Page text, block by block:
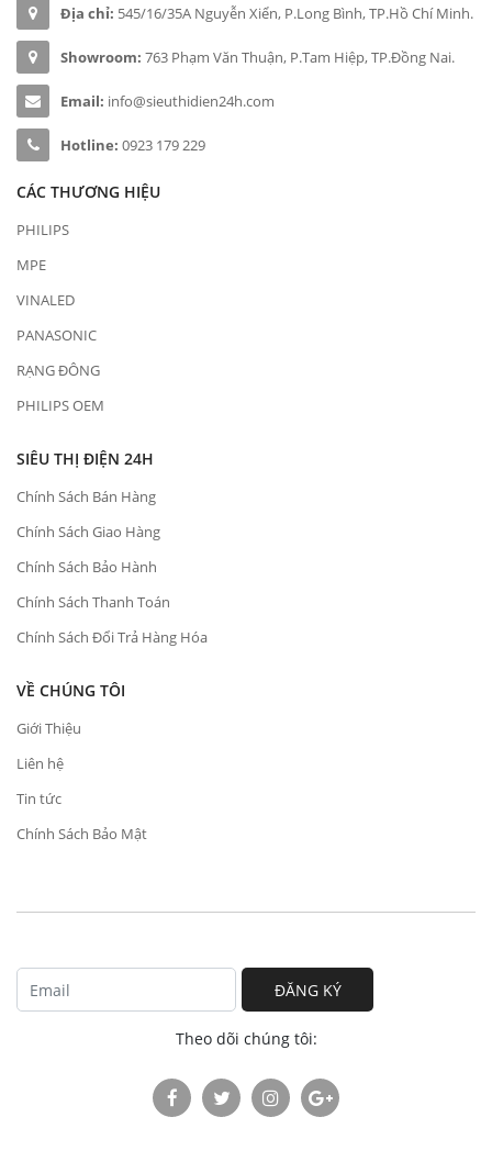
Địa chỉ: 545/16/35A Nguyễn Xiển, P.Long Bình, TP.Hồ Chí Minh.
Showroom: 763 Phạm Văn Thuận, P.Tam Hiệp, TP.Đồng Nai.
Email: info@sieuthidien24h.com
Hotline: 0923 179 229
CÁC THƯƠNG HIỆU
PHILIPS
MPE
VINALED
PANASONIC
RẠNG ĐÔNG
PHILIPS OEM
SIÊU THỊ ĐIỆN 24H
Chính Sách Bán Hàng
Chính Sách Giao Hàng
Chính Sách Bảo Hành
Chính Sách Thanh Toán
Chính Sách Đổi Trả Hàng Hóa
VỀ CHÚNG TÔI
Giới Thiệu
Liên hệ
Tin tức
Chính Sách Bảo Mật
ĐĂNG KÝ
Theo dõi chúng tôi: